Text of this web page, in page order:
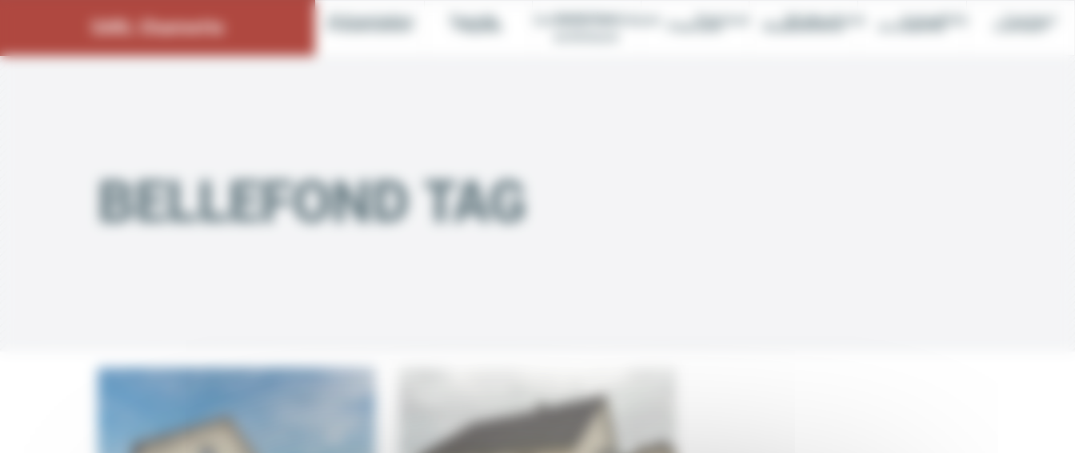
SARL Charmette Présentation Façade
Isolation
Peinture Réalisations Actualités Contact
Présentation Façade Peinture Réalisations Actualités Contact
BELLEFOND TAG
Bienvenue chez SARL Charmette Gestion du consentement